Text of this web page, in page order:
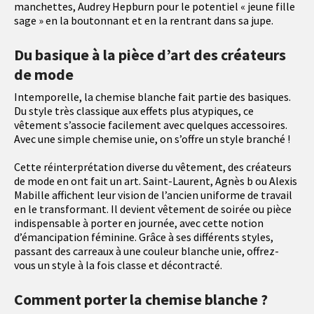
manchettes, Audrey Hepburn pour le potentiel « jeune fille
sage » en la boutonnant et en la rentrant dans sa jupe.
Du basique à la pièce d’art des créateurs
de mode
Intemporelle, la chemise blanche fait partie des basiques.
Du style très classique aux effets plus atypiques, ce
vêtement s’associe facilement avec quelques accessoires.
Avec une simple chemise unie, on s’offre un style branché !
Cette réinterprétation diverse du vêtement, des créateurs
de mode en ont fait un art. Saint-Laurent, Agnès b ou Alexis
Mabille affichent leur vision de l’ancien uniforme de travail
en le transformant. Il devient vêtement de soirée ou pièce
indispensable à porter en journée, avec cette notion
d’émancipation féminine. Grâce à ses différents styles,
passant des carreaux à une couleur blanche unie, offrez-
vous un style à la fois classe et décontracté.
Comment porter la chemise blanche ?